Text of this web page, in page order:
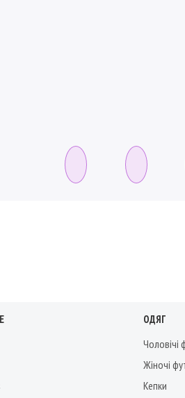
ОДЯГ
Чоловічі
Жіночі
Кепки